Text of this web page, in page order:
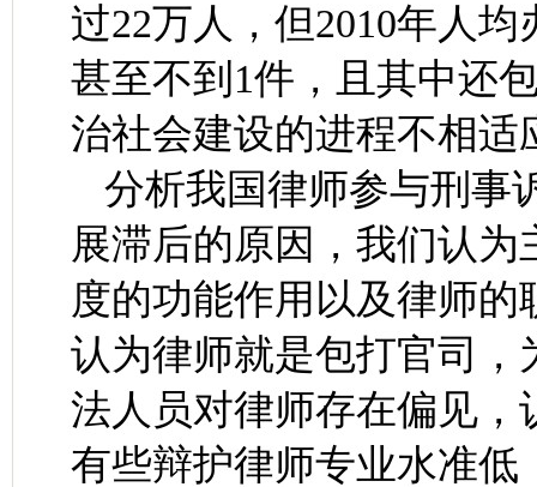
过22万人，但2010年人
甚至不到1件，且其中还
治社会建设的进程不相适
分析我国律师参与刑事
展滞后的原因，我们认
度的功能作用以及律师
认为律师就是包打官司
法人员对律师存在偏见
有些辩护律师专业水准